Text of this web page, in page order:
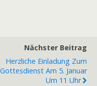
Nächster Beitrag
Herzliche Einladung Zum
Gottesdienst Am 5. Januar
Um 11 Uhr